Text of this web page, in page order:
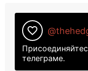
favorite_border
телеграме.